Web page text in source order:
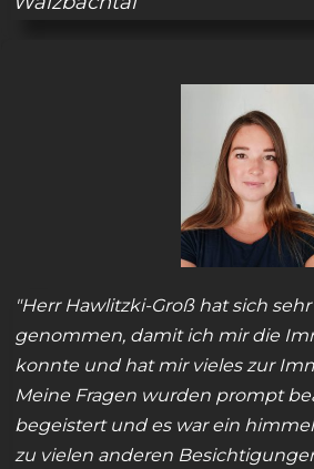
"Herr Hawlitzki-Groß hat sich
genommen, damit ich mir die
konnte und hat mir vieles zur
Meine Fragen wurden prompt
begeistert und es war ein
zu vielen anderen